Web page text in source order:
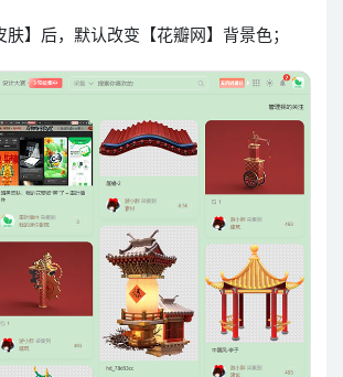
】后，默认改变【花瓣网】背景色；